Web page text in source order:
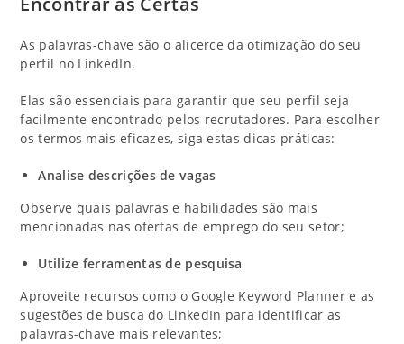
As palavras-chave são o alicerce da otimização do seu
perfil no LinkedIn.
Elas são essenciais para garantir que seu perfil seja
facilmente encontrado pelos recrutadores. Para escolher
os termos mais eficazes, siga estas dicas práticas:
Analise descrições de vagas
Observe quais palavras e habilidades são mais
mencionadas nas ofertas de emprego do seu setor;
Utilize ferramentas de pesquisa
Aproveite recursos como o Google Keyword Planner e as
sugestões de busca do LinkedIn para identificar as
palavras-chave mais relevantes;